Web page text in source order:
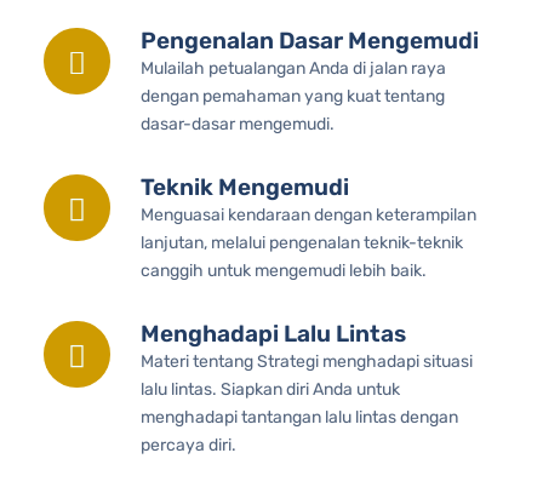
Pengenalan Dasar Mengemudi
Mulailah petualangan Anda di jalan raya
dengan pemahaman yang kuat tentang
dasar-dasar mengemudi.
Teknik Mengemudi
Menguasai kendaraan dengan keterampilan
lanjutan, melalui pengenalan teknik-teknik
canggih untuk mengemudi lebih baik.
Menghadapi Lalu Lintas
Materi tentang Strategi menghadapi situasi
lalu lintas. Siapkan diri Anda untuk
menghadapi tantangan lalu lintas dengan
percaya diri.